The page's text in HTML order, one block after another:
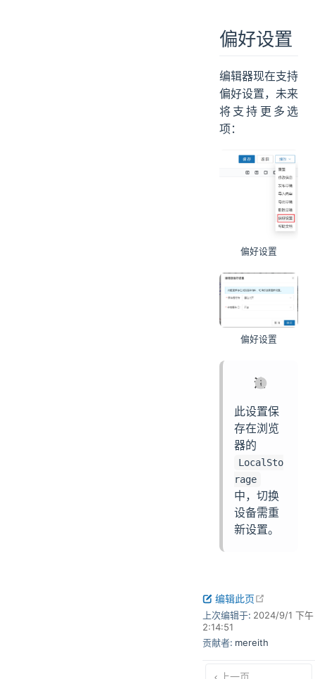
偏好设置
编辑器现在支持
偏好设置，未来
将支持更多选
项：
偏好设置
偏好设置
注
此设置保
存在浏览
器的
LocalSto
rage
中，切换
设备需重
新设置。
编辑此页
上次编辑于: 2024/9/1 下午
2:14:51
贡献者: mereith
上一页